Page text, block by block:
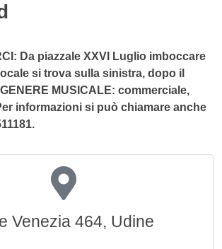
Da piazzale XXVI Luglio imboccare
si trova sulla sinistra, dopo il
MUSICALE: commerciale,
informazioni si può chiamare anche
Venezia 464, Udine